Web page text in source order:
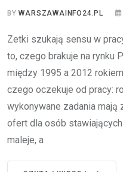
BYWARSZAWAINFO24.PL
Zetki szukają sensu w
to, czego brakuje na rynku
między 1995 a 2012
czego oczekuje od pracy:
wykonywane zadania
ofert dla osób
maleje, a